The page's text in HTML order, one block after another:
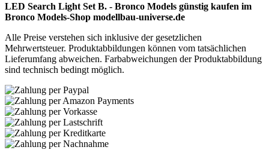
LED Search Light Set B. - Bronco Models günstig kaufen im
Bronco Models-Shop modellbau-universe.de
Alle Preise verstehen sich inklusive der gesetzlichen
Mehrwertsteuer. Produktabbildungen können vom tatsächlichen
Lieferumfang abweichen. Farbabweichungen der Produktabbildung
sind technisch bedingt möglich.